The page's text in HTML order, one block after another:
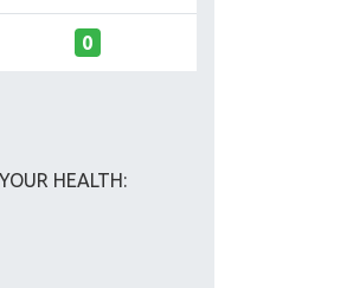
0
HEALTH: